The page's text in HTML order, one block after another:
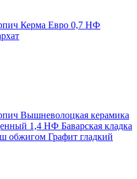
Керма Евро 0,7 НФ
Вышневолоцкая керамика
1,4 НФ Баварская кладка
обжигом Графит гладкий